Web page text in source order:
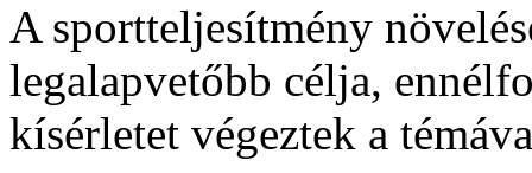
A sportteljesítmény
legalapvetőbb célja,
kísérletet végeztek a